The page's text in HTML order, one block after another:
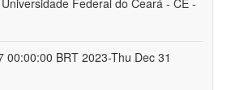
Universidade Federal do Ceará - CE -
00:00:00 BRT 2023-Thu Dec 31